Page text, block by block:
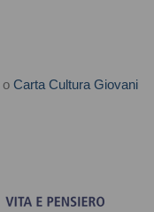
o Carta Cultura Giovani